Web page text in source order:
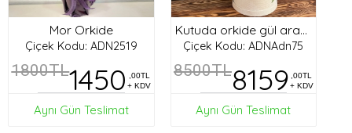
Mor Orkide
Çiçek Kodu: ADN2519
1800TL1450
,00TL
+ KDV
Aynı Gün Teslimat
Kutuda orkide gül aranjman
Çiçek Kodu: ADNAdn75
8500TL8159 ,00TL
+ KDV
Aynı Gün Teslimat